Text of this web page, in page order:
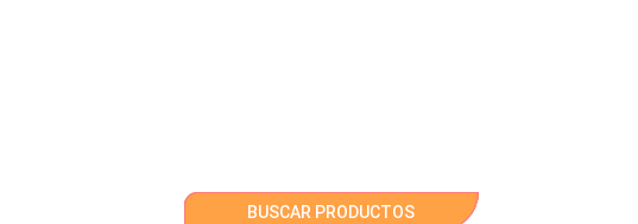
BUSCAR PRODUCTOS